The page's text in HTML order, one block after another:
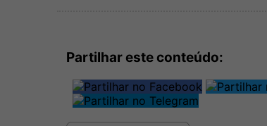
Partilhar este conteúdo: